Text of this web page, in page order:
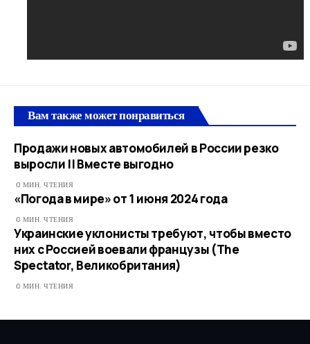
Вам также может понравиться
Продажи новых автомобилей в России резко
выросли || Вместе выгодно
0 МИН. ЧТЕНИЯ
«Погода в мире» от 1 июня 2024 года
0 МИН. ЧТЕНИЯ
Украинские уклонисты требуют, чтобы вместо
них с Россией воевали французы (The
Spectator, Великобритания)
0 МИН. ЧТЕНИЯ